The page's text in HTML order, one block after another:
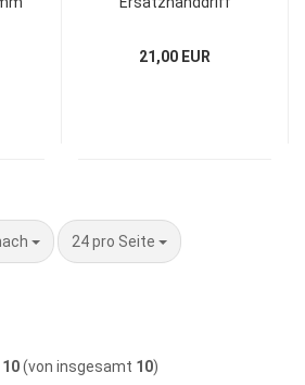
21,00 EUR
24 pro Seite
pro Seite
10(von insgesamt 10)